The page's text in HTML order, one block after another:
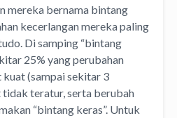
mereka bernama bintang
kecerlangan mereka paling
Di samping “bintang
25% yang perubahan
kuat (sampai sekitar 3
tidak teratur, serta berubah
“bintang keras”. Untuk